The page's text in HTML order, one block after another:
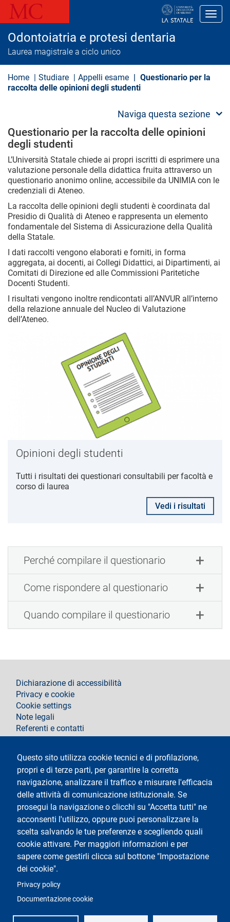
l
c
Odontoiatria e protesi dentaria
Laurea magistrale a ciclo unico
Home Studiare Appelli esame
Questionario per la
raccolta delle opinioni degli studenti
Naviga questa sezione
Questionario per la raccolta delle opinioni
degli studenti
L’Università Statale chiede ai propri iscritti di esprimere una
valutazione personale della didattica fruita attraverso un
questionario anonimo online, accessibile da UNIMIA con le
credenziali di Ateneo.
La raccolta delle opinioni degli studenti è coordinata dal
Presidio di Qualità di Ateneo e rappresenta un elemento
fondamentale del Sistema di Assicurazione della Qualità
della Statale.
I dati raccolti vengono elaborati e forniti, in forma
aggregata, ai docenti, ai Collegi Didattici, ai Dipartimenti, ai
Comitati di Direzione ed alle Commissioni Paritetiche
Docenti Studenti.
I risultati vengono inoltre rendicontati all’ANVUR all’interno
della relazione annuale del Nucleo di Valutazione
dell’Ateneo.
Opinioni degli studenti
Tutti i risultati dei questionari consultabili per facoltà e
corso di laurea
Vedi i risultati
Perché compilare il questionario
Come rispondere al questionario
Quando compilare il questionario
Questo sito utilizza cookie tecnici e di profilazione,
propri e di terze parti, per garantire la corretta
navigazione, analizzare il traffico e misurare l'efficacia
delle attività di comunicazione istituzionale. Se
prosegui la navigazione o clicchi su "Accetta tutti" ne
acconsenti l'utilizzo, oppure puoi personalizzare la
scelta salvando le tue preferenze e scegliendo quali
cookie attivare. Per maggiori informazioni e per
sapere come gestirli clicca sul bottone "Impostazione
dei cookie".
Privacy policy
Documentazione cookie
footer
Dichiarazione di accessibilità
Privacy e cookie
Cookie settings
Note legali
Referenti e contatti
Testo
Università degli Studi di Milano
Via Festa del Perdono 7 - 20122 Milano
Tel.+39 02 5032 5032
Posta elettronica certificata
Logo